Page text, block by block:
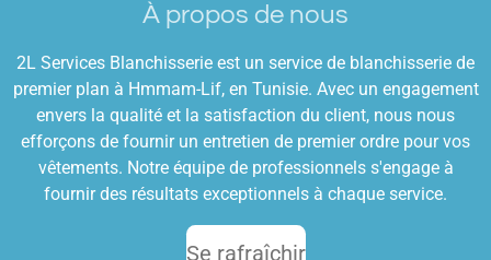
p
À propos de nous
2L Services Blanchisserie est un service de blanchisserie de
premier plan à Hmmam-Lif, en Tunisie. Avec un engagement
envers la qualité et la satisfaction du client, nous nous
efforçons de fournir un entretien de premier ordre pour vos
vêtements. Notre équipe de professionnels s'engage à
fournir des résultats exceptionnels à chaque service.
Se rafraîchir